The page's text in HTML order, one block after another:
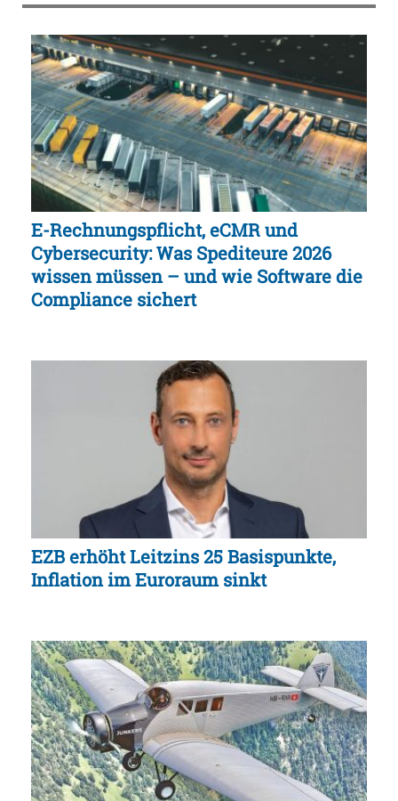
E-Rechnungspflicht, eCMR und
Cybersecurity: Was Spediteure 2026
wissen müssen – und wie Software die
Compliance sichert
EZB erhöht Leitzins 25 Basispunkte,
Inflation im Euroraum sinkt